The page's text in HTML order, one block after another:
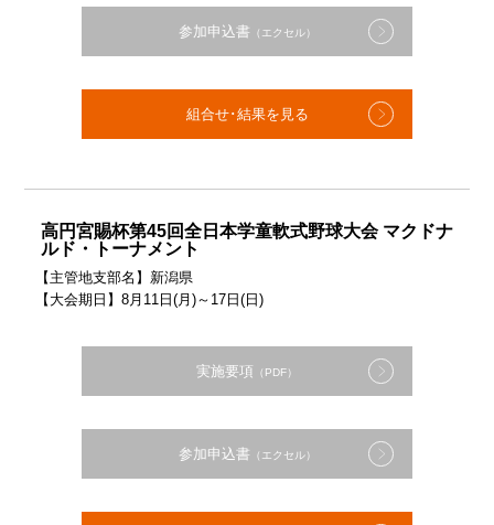
参加申込書 （エクセル）
組合せ･結果を見る
高円宮賜杯第45回全日本学童軟式野球大会 マクドナ
ルド・トーナメント
【主管地支部名】新潟県
【大会期日】8月11日(月)～17日(日)
実施要項 （PDF）
参加申込書 （エクセル）